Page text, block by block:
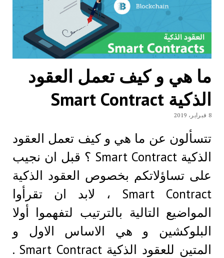
ما هي و كيف تعمل العقود
الذكية Smart Contract
8 فبراير، 2019
تتسألون عن ما هي و كيف تعمل العقود
الذكية Smart Contract ؟ قبل ان نجيب
على تساؤلاتكم بخصوص العقود الذكية
Smart Contract ، لابد ان تقرأوا
المواضيع التالية بالترتيب لتفهموا أولا
البلوكشين و هي الاساس الاول و
المتين للعقود الذكية Smart Contract .